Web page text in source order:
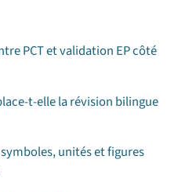
PCT et validation EP côté
t-elle la révision bilingue
unités et figures